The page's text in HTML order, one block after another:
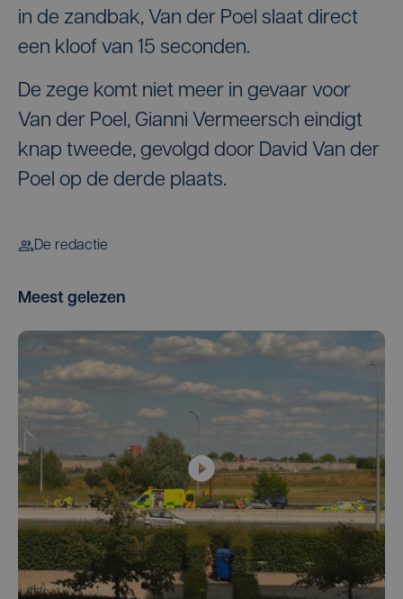
in de zandbak, Van der Poel slaat direct
een kloof van 15 seconden.
De zege komt niet meer in gevaar voor
Van der Poel, Gianni Vermeersch eindigt
knap tweede, gevolgd door David Van der
Poel op de derde plaats.
De redactie
Meest gelezen